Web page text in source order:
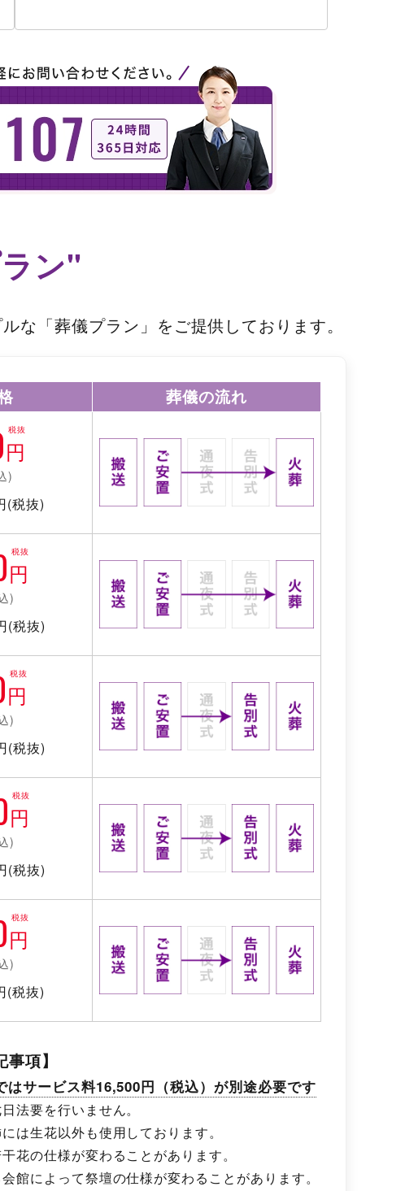
ン"
な「葬儀プラン」をご提供しております。
葬儀の流れ
円
税抜
)
(税抜)
円
税抜
)
(税抜)
円
税抜
)
(税抜)
円
税抜
)
(税抜)
円
税抜
)
(税抜)
事項】
はサービス料16,500円（税込）が別途必要です
法要を行いません。
は生花以外も使用しております。
花の仕様が変わることがあります。
館によって祭壇の仕様が変わることがあります。